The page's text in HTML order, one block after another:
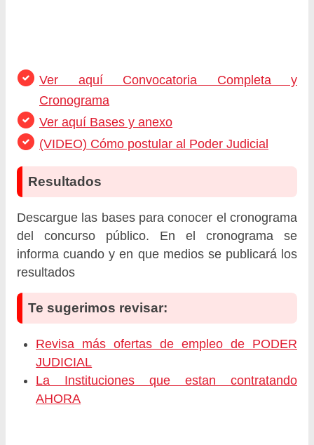
Ver aquí Convocatoria Completa y
Cronograma
Ver aquí Bases y anexo
(VIDEO) Cómo postular al Poder Judicial
Resultados
Descargue las bases para conocer el cronograma
del concurso público. En el cronograma se
informa cuando y en que medios se publicará los
resultados
Te sugerimos revisar:
Revisa más ofertas de empleo de PODER
JUDICIAL
La Instituciones que estan contratando
AHORA